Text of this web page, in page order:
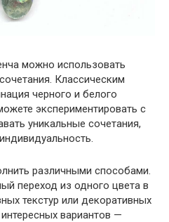
можно использовать
Классическим
черного и белого
экспериментировать с
уникальные сочетания,
различными способами.
переход из одного цвета в
текстур или декоративных
вариантов —